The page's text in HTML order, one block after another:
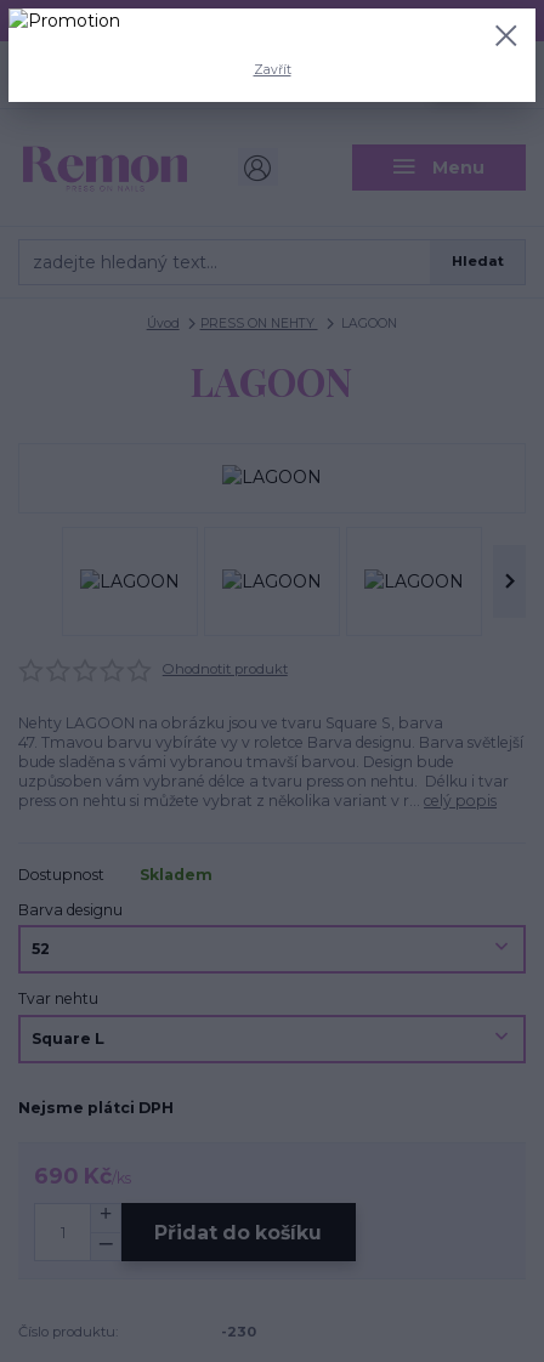
Aktuální doba odeslání je 3 - 5 pracovních dní.
Menu
CZK
Hledat
Úvod PRESS ON NEHTY LAGOON
LAGOON
Ohodnotit produkt
Nehty LAGOON na obrázku jsou ve tvaru Square S, barva
47. Tmavou barvu vybíráte vy v roletce Barva designu. Barva světlejší
bude sladěna s vámi vybranou tmavší barvou. Design bude
uzpůsoben vám vybrané délce a tvaru press on nehtu. Délku i tvar
press on nehtu si můžete vybrat z několika variant v r... celý popis
Dostupnost
Skladem
Barva designu
Tvar nehtu
Nejsme plátci DPH
690 Kč/ks
Přidat do košíku
Číslo produktu: -230
Zavřít